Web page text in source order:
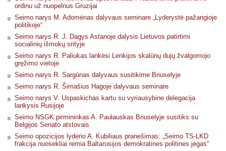
ordinu už nuopelnus Gruzijai
Seimo narys M. Adomėnas dalyvaus seminare „Lyderystė pažangioje
politikoje“
Seimo narys R. J. Dagys Astanoje dalysis Lietuvos patirtimi
socialinių išmokų srityje
Seimo narys R. Paliukas lankėsi Lenkijos skalūnų dujų žvalgomojo
gręžimo vietoje
Seimo narys R. Sargūnas dalyvaus susitikime Briuselyje
Seimo narys R. Šimašius Hagoje dalyvaus seminare
Seimo narys V. Uspaskichas kartu su vyriausybine delegacija
lankysis Rusijoje
Seimo NSGK pirmininkas A. Paulauskas Briuselyje susitiks su
Belgijos Senato atstovais
Seimo opozicijos lyderio A. Kubiliaus pranešimas: „Seimo TS-LKD
frakcija nuosekliai remia Baltarusijos demokratines politines jėgas“